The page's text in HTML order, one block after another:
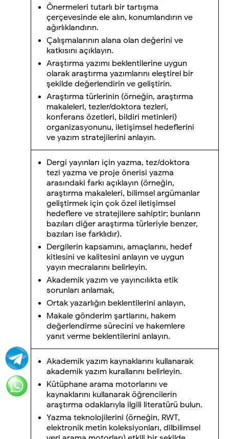
Önermeleri tutarlı bir tartışma
çerçevesinde ele alın, konumlandırın ve
ağırlıklandırın.
Çalışmalarının alana olan değerini ve
katkısını açıklayın.
Araştırma yazımı beklentilerine uygun
olarak araştırma yazımlarını eleştirel bir
şekilde değerlendirin ve geliştirin.
Araştırma türlerinin (örneğin, araştırma
makaleleri, tezler/doktora tezleri,
konferans özetleri, bildiri metinleri)
organizasyonunu, iletişimsel hedeflerini
ve yazım stratejilerini anlayın.
Dergi yayınları için yazma, tez/doktora
tezi yazma ve proje önerisi yazma
arasındaki farkı açıklayın (örneğin,
araştırma makaleleri, bilimsel argümanlar
geliştirmek için çok özel iletişimsel
hedeflere ve stratejilere sahiptir; bunların
bazıları diğer araştırma türleriyle benzer,
bazıları ise farklıdır).
Dergilerin kapsamını, amaçlarını, hedef
kitlesini ve kalitesini anlayın ve uygun
yayın mecralarını belirleyin.
Akademik yazım ve yayıncılıkta etik
sorunları anlamak,
Ortak yazarlığın beklentilerini anlayın,
Makale gönderim şartlarını, hakem
değerlendirme sürecini ve hakemlere
yanıt verme beklentilerini anlayın.
Akademik yazım kaynaklarını kullanarak
akademik yazım kurallarını belirleyin.
Kütüphane arama motorlarını ve
kaynaklarını kullanarak öğrencilerin
araştırma odaklarıyla ilgili literatürü bulun.
Yazma teknolojilerini (örneğin, RWT,
elektronik metin koleksiyonları, dilbilimsel